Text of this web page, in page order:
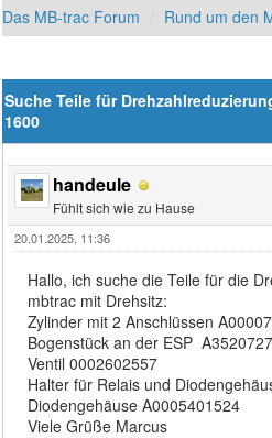
Das MB-trac Forum Rund um den
Suche Teile für
1600
handeule
Fühlt sich wie zu Hause
20.01.2025, 11:36
Hallo, ich suche die Teile für die
mbtrac mit Drehsitz:
Zylinder mit 2 Anschlüssen
Bogenstück an der ESP
Ventil 0002602557
Halter für Relais und
Diodengehäuse A0005401524
Viele Grüße Marcus